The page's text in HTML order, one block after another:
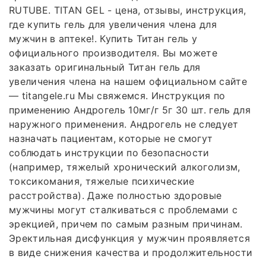
RUTUBE. TITAN GEL - цена, отзывы, инструкция,
где купить гель для увеличения члена для
мужчин в аптеке!. Купить Титан гель у
официального производителя. Вы можете
заказать оригинальный Титан гель для
увеличения члена на нашем официальном сайте
— titangele.ru Мы свяжемся. Инструкция по
применению Андрогель 10мг/г 5г 30 шт. гель для
наружного применения. Андрогель не следует
назначать пациентам, которые не смогут
соблюдать инструкции по безопасности
(например, тяжелый хронический алкоголизм,
токсикомания, тяжелые психические
расстройства). Даже полностью здоровые
мужчины могут сталкиваться с проблемами с
эрекцией, причем по самым разным причинам.
Эректильная дисфункция у мужчин проявляется
в виде снижения качества и продолжительности